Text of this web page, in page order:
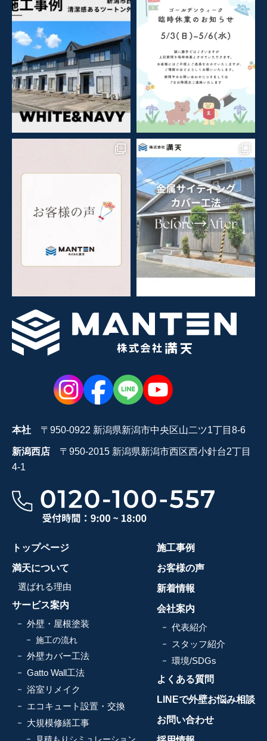
本社 〒950-0922 新潟県新潟市中央区山二ツ1丁目8-6
新潟西店 〒950-2015 新潟県新潟市西区西小針台2丁目
4-1
トップページ
満天について
選ばれる理由
サービス案内
外壁・屋根塗装
施工の流れ
外壁カバー工法
Gatto Wall工法
浴室リメイク
エコキュート設置・交換
大規模修繕工事
見積もりシミュレーション
施工事例
お客様の声
新着情報
会社案内
代表紹介
スタッフ紹介
環境/SDGs
よくある質問
LINEで外壁お悩み相談
お問い合わせ